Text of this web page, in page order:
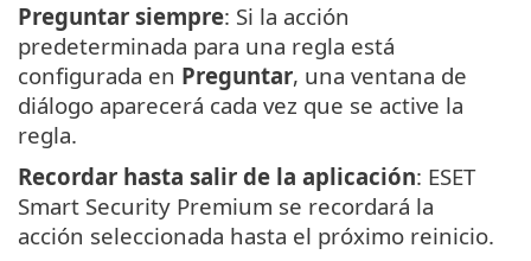
Preguntar siempre: Si la acción
predeterminada para una regla está
configurada en Preguntar, una ventana de
diálogo aparecerá cada vez que se active la
regla.
Recordar hasta salir de la aplicación: ESET
Smart Security Premium se recordará la
acción seleccionada hasta el próximo reinicio.